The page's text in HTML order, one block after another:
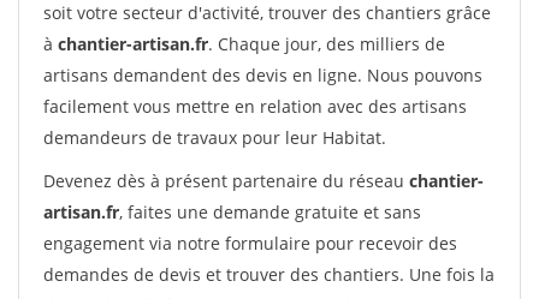
soit votre secteur d'activité, trouver des chantiers grâce
à chantier-artisan.fr. Chaque jour, des milliers de
artisans demandent des devis en ligne. Nous pouvons
facilement vous mettre en relation avec des artisans
demandeurs de travaux pour leur Habitat.
Devenez dès à présent partenaire du réseau chantier-
artisan.fr, faites une demande gratuite et sans
engagement via notre formulaire pour recevoir des
demandes de devis et trouver des chantiers. Une fois la